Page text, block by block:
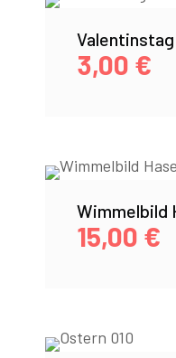
Valentinstag
3,00 €
Wimmelbild
15,00 €